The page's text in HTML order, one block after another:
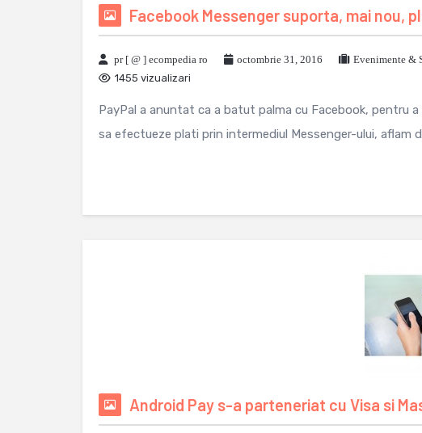
Facebook Messenger suporta, mai nou,
pr [ @ ] ecompedia ro octombrie 31, 2016 Evenimente &
1455 vizualizari
PayPal a anuntat ca a batut palma cu Facebook, pentru
sa efectueze plati prin intermediul Messenger-ului, aflam
Android Pay s-a parteneriat cu Visa si